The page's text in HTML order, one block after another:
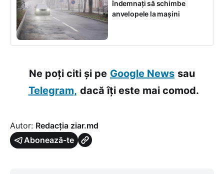
îndemnați să schimbe
anvelopele la mașini
Ne poți citi și pe Google News sau
Telegram, dacă îți este mai comod.
Autor: Redacția ziar.md
Abonează-te